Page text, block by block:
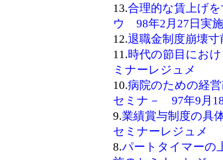
13.合理的な賃上げ
ウ 98年2月27日実
12.退職金制度崩壊寸
11.時代の節目にお
ミナーレジュメ
10.病院のための経
セミナ－ 97年9月
9.業績賞与制度の具
セミナーレジュメ
8.パートタイマーの